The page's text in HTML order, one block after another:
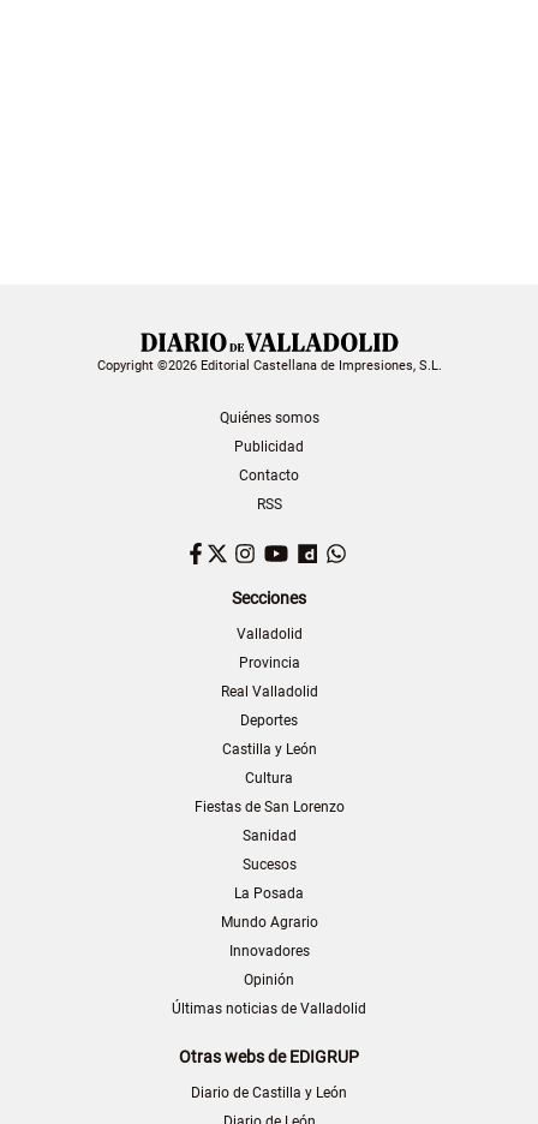
Copyright ©2026 Editorial Castellana de Impresiones, S.L.
Quiénes somos
Publicidad
Contacto
RSS
Facebook
TwitterInstagram
YouTubeDailymotion
Secciones
Valladolid
Provincia
Real Valladolid
Deportes
Castilla y León
Cultura
Fiestas de San Lorenzo
Sanidad
Sucesos
La Posada
Mundo Agrario
Innovadores
Opinión
Últimas noticias de Valladolid
Otras webs de EDIGRUP
Diario de Castilla y León